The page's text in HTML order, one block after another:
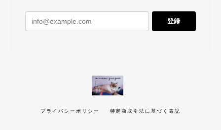
登録
プライバシーポリシー 特定商取引法に基づく表記